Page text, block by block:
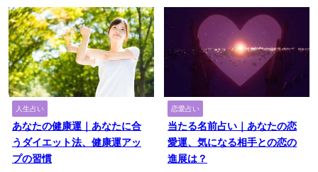
人生占い
あなたの健康運｜あなたに合
うダイエット法、健康運アッ
プの習慣
恋愛占い
当たる名前占い｜あなたの恋
愛運、気になる相手との恋の
進展は？